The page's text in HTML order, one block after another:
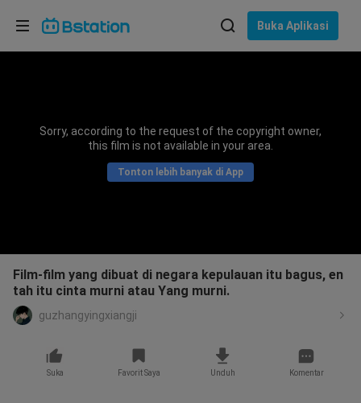
Buka Aplikasi
Sorry, according to the request of the copyright owner,
this film is not available in your area.
Tonton lebih banyak di App
Film-film yang dibuat di negara kepulauan itu bagus, en
tah itu cinta murni atau Yang murni.
guzhangyingxiangji
Suka Favorit Saya Unduh Komentar
Pilih bahasa
Bahasa Indonesia